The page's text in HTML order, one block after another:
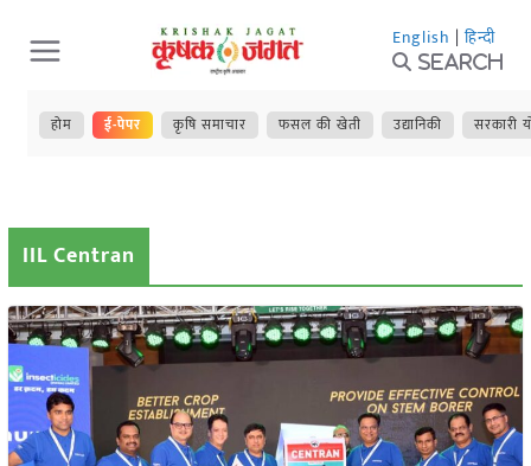
Skip
to
content
English | हिन्दी
Search
होम ई-पेपर कृषि समाचार फसल की खेती उद्यानिकी सरकारी
IIL Centran